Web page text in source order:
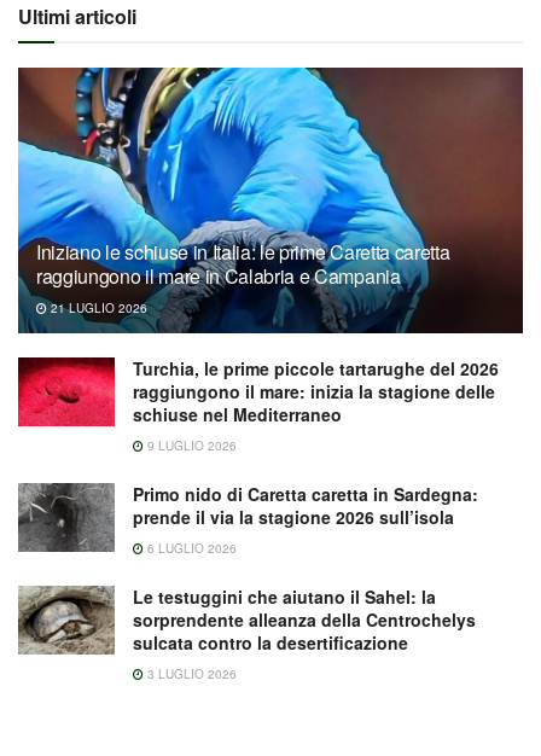
Ultimi articoli
Iniziano le schiuse in Italia: le prime Caretta caretta
raggiungono il mare in Calabria e Campania
21 LUGLIO 2026
Turchia, le prime piccole tartarughe del 2026
raggiungono il mare: inizia la stagione delle
schiuse nel Mediterraneo
9 LUGLIO 2026
Primo nido di Caretta caretta in Sardegna:
prende il via la stagione 2026 sull’isola
6 LUGLIO 2026
Le testuggini che aiutano il Sahel: la
sorprendente alleanza della Centrochelys
sulcata contro la desertificazione
3 LUGLIO 2026